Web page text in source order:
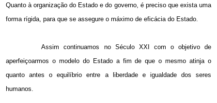
Quanto à organização do Estado e do governo, é preciso que exista uma
forma rígida, para que se assegure o máximo de eficácia do Estado.
Assim continuamos no Século XXI com o objetivo de
aperfeiçoarmos o modelo do Estado a fim de que o mesmo atinja o
quanto antes o equilíbrio entre a liberdade e igualdade dos seres
humanos.